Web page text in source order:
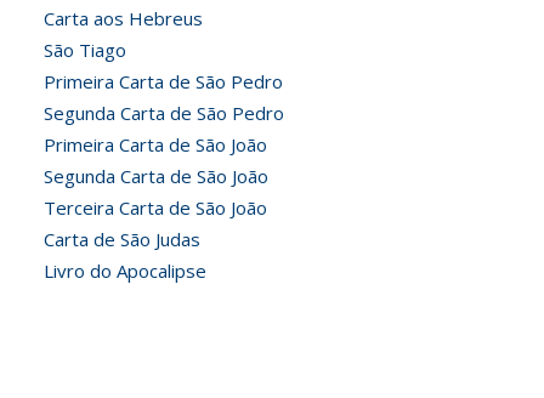
Carta aos Hebreus
São Tiago
Primeira Carta de São Pedro
Segunda Carta de São Pedro
Primeira Carta de São João
Segunda Carta de São João
Terceira Carta de São João
Carta de São Judas
Livro do Apocalipse